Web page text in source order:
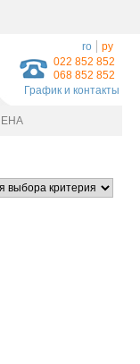
022 852 852
068 852 852
График и контакты
ro ру